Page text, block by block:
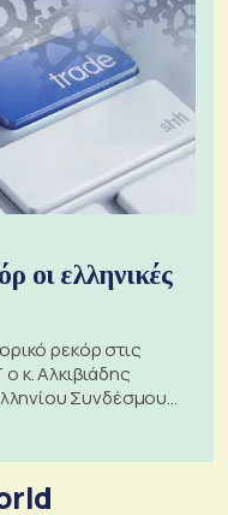
οι ελληνικές
ρεκόρ στις
κ. Αλκιβιάδης
Συνδέσμου